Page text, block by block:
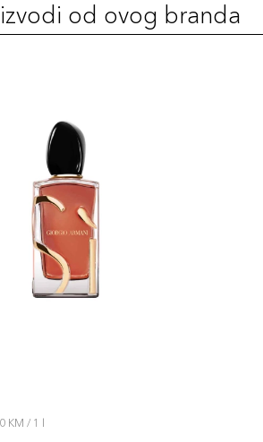
od ovog branda
KM / 1 l